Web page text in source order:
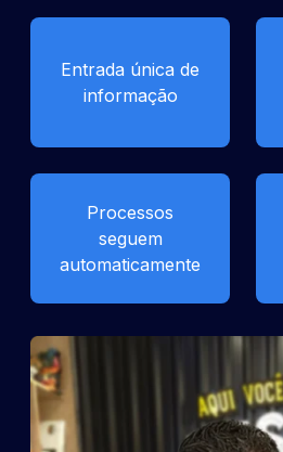
Entrada única de
informação
Processos
seguem
automaticamente